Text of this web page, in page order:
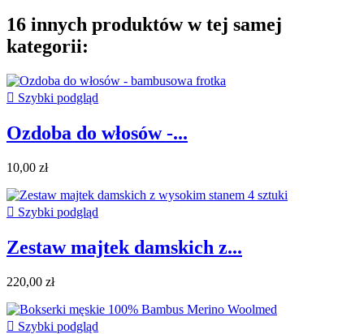
16 innych produktów w tej samej
kategorii:
 Szybki podgląd
Ozdoba do włosów -...
10,00 zł
 Szybki podgląd
Zestaw majtek damskich z...
220,00 zł
 Szybki podgląd